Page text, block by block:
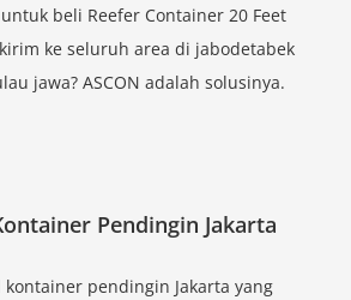
beli Reefer Container 20 Feet
ke seluruh area di jabodetabek
jawa? ASCON adalah solusinya.
Pendingin Jakarta
kontainer pendingin Jakarta yang